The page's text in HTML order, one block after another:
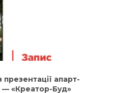
апарт-
«Креатор-Буд»